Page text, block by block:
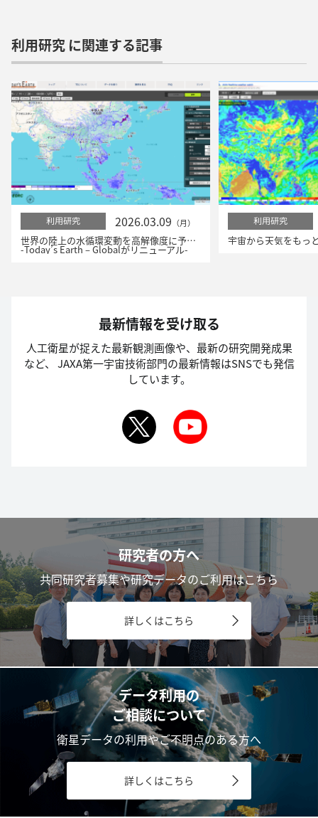
利用研究 に関連する記事
利用研究 2026.03.09 （月）
世界の陸上の水循環変動を高解像度に予測！
-Today’s Earth – Globalがリニューアル-
利用研究
最新情報を受け取る
人工衛星が捉えた最新観測画像や、最新の研究開発成果
など、
JAXA第一宇宙技術部門の最新情報はSNSでも発信
しています。
研究者の方へ
共同研究者募集や研究データのご利用はこちら
詳しくはこちら
データ利用の
ご相談について
衛星データの利用やご不明点のある方へ
詳しくはこちら